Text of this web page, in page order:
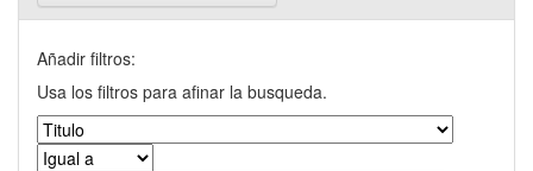
Añadir filtros:
Usa los filtros para afinar la busqueda.